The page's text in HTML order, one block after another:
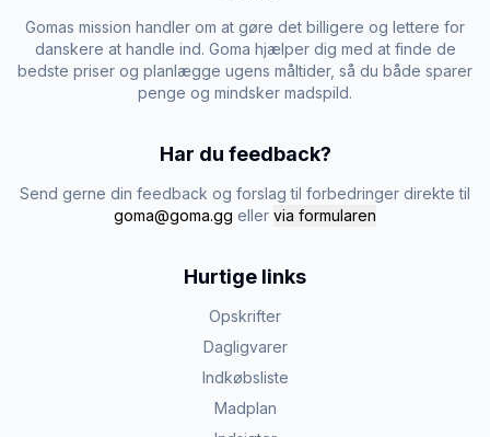
Gomas mission handler om at gøre det billigere og lettere for
danskere at handle ind. Goma hjælper dig med at finde de
bedste priser og planlægge ugens måltider, så du både sparer
penge og mindsker madspild.
Har du feedback?
Send gerne din feedback og forslag til forbedringer direkte til
goma@goma.gg eller via formularen
Hurtige links
Opskrifter
Dagligvarer
Indkøbsliste
Madplan